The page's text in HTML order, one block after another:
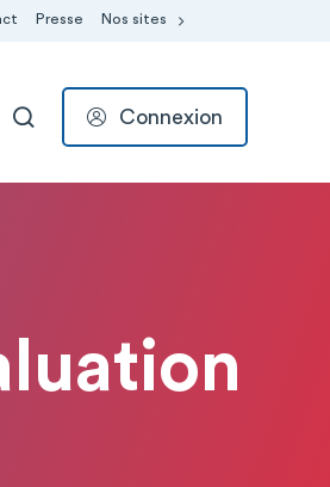
Presse Nos sites
RECHERCHER
Connexion